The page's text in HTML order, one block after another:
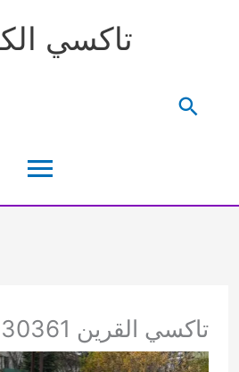
تاكسي
البحث
تاكسي القرين 65930361